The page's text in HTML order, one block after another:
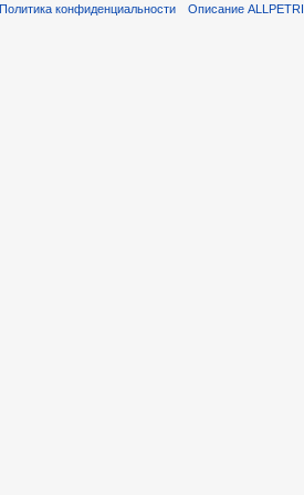
Политика конфиденциальности Описание